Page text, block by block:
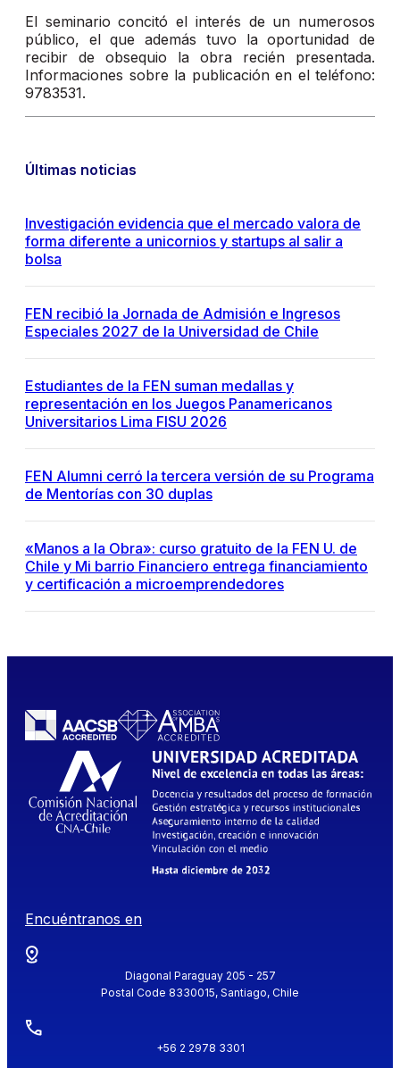
El seminario concitó el interés de un numerosos
público, el que además tuvo la oportunidad de
recibir de obsequio la obra recién presentada.
Informaciones sobre la publicación en el teléfono:
9783531.
Últimas noticias
Investigación evidencia que el mercado valora de
forma diferente a unicornios y startups al salir a
bolsa
FEN recibió la Jornada de Admisión e Ingresos
Especiales 2027 de la Universidad de Chile
Estudiantes de la FEN suman medallas y
representación en los Juegos Panamericanos
Universitarios Lima FISU 2026
FEN Alumni cerró la tercera versión de su Programa
de Mentorías con 30 duplas
«Manos a la Obra»: curso gratuito de la FEN U. de
Chile y Mi barrio Financiero entrega financiamiento
y certificación a microemprendedores
Encuéntranos en
Diagonal Paraguay 205 - 257
Postal Code 8330015, Santiago, Chile
+56 2 2978 3301